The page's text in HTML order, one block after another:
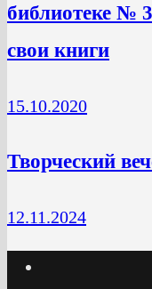
библиотеке №
свои книги
15.10.2020
Творческий
12.11.2024